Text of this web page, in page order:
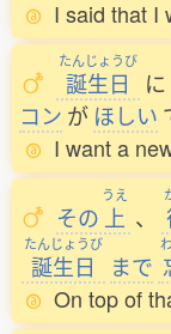
I said that I
たんじょうび
誕生日 に
コン が ほしい
I want a
その
うえ
上 、
たんじょうび
誕生日 まで
On top of